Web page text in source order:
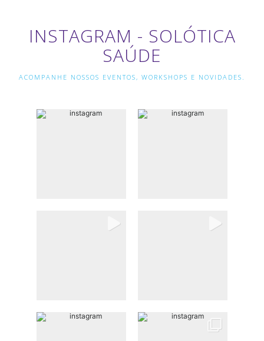
INSTAGRAM - SOLÓTICA
SAÚDE
ACOMPANHE NOSSOS EVENTOS, WORKSHOPS E NOVIDADES.